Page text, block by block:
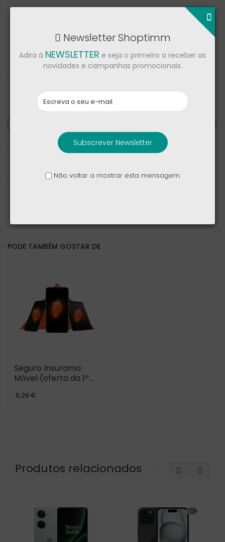
NOTIFICAR-ME QUANDO ESTIVER DISPONÍVEL
Detalhes de produto
Críticas
PODE TAMBÉM GOSTAR DE
Seguro Insurama
Móvel (oferta da 1ª
6,29 €
Produtos relacionados
Newsletter Shoptimm
Adira à NEWSLETTER e seja o primeiro a receber as
novidades e campanhas promocionais.
Subscrever Newsletter
Não voltar a mostrar esta mensagem